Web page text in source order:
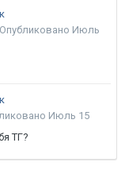
Опубликовано Июль
Июль 15
ТГ?